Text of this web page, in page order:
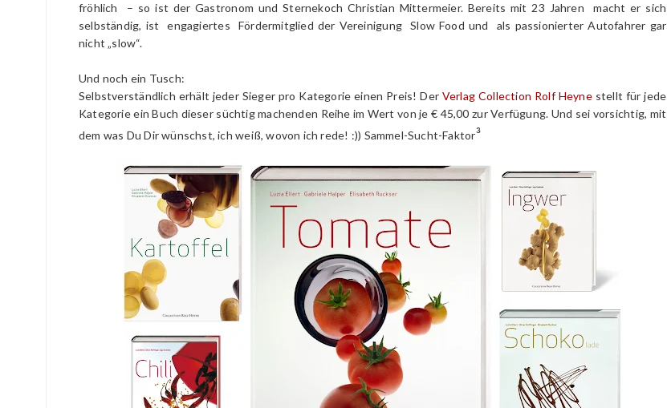
fröhlich – so ist der Gastronom und Sternekoch Christian Mittermeier. Bereits mit 23 Jahren macht er sich
selbständig, ist engagiertes Fördermitglied der Vereinigung Slow Food und als passionierter Autofahrer gar
nicht „slow“.
Und noch ein Tusch:
Selbstverständlich erhält jeder Sieger pro Kategorie einen Preis! Der Verlag Collection Rolf Heynestellt für jede
Kategorie ein Buch dieser süchtig machenden Reihe im Wert von je € 45,00 zur Verfügung. Und sei vorsichtig, mit
dem was Du Dir wünschst, ich weiß, wovon ich rede! :)) Sammel-Sucht-Faktor³